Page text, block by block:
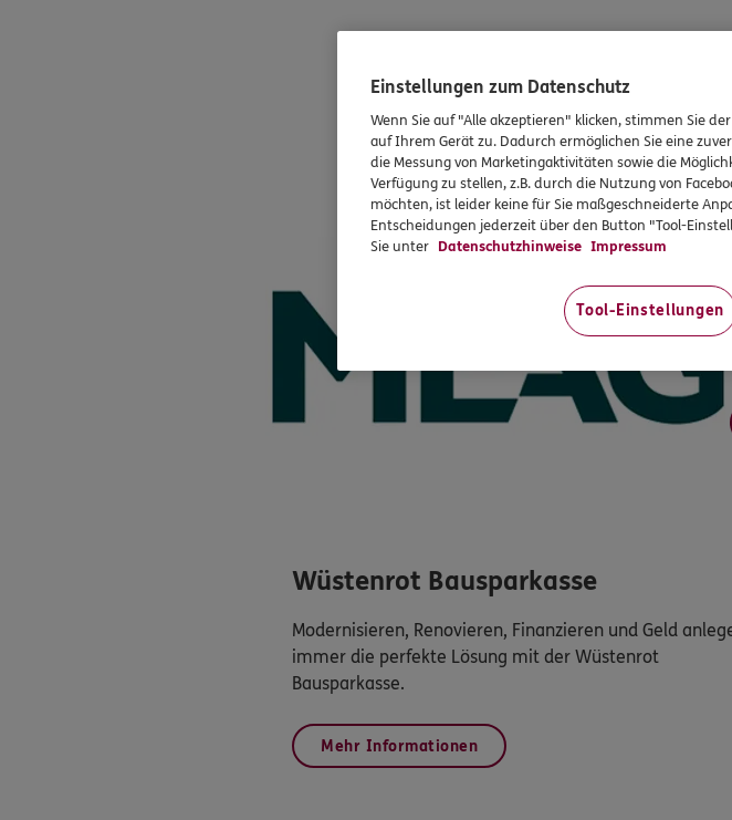
Wüstenrot Bausparkasse
Modernisieren, Renovieren, Finanzieren und Geld
immer die perfekte Lösung mit der Wüstenrot
Bausparkasse.
Mehr Informationen
Einstellungen zum Datenschutz
Wenn Sie auf "Alle akzeptieren" klicken, stimmen Sie
auf Ihrem Gerät zu. Dadurch ermöglichen Sie eine
die Messung von Marketingaktivitäten sowie die
Verfügung zu stellen, z.B. durch die Nutzung von
möchten, ist leider keine für Sie maßgeschneiderte
Entscheidungen jederzeit über den Button "Tool-
Sie unter Datenschutzhinweise Impressum
Tool-Einstellungen